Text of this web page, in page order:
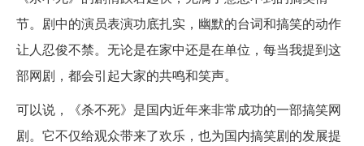
节。剧中的演员表演功底扎实，幽默的台词和搞笑的动作
让人忍俊不禁。无论是在家中还是在单位，每当我提到这
部网剧，都会引起大家的共鸣和笑声。
可以说，《杀不死》是国内近年来非常成功的一部搞笑网
剧。它不仅给观众带来了欢乐，也为国内搞笑剧的发展提